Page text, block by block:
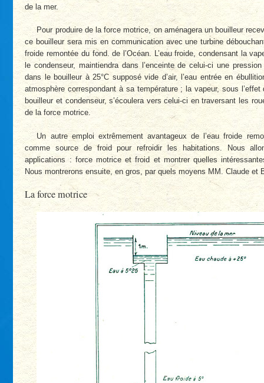
de la mer.
Pour produire de la force motrice, on aménagera un bouilleur
ce bouilleur sera mis en communication avec une turbine
froide remontée du fond. de l’Océan. L’eau froide, condensant la
le condenseur, maintiendra dans l’enceinte de celui-ci une
dans le bouilleur à 25°C supposé vide d’air, l’eau entrée en
atmosphère correspondant à sa température ; la vapeur, sous
bouilleur et condenseur, s’écoulera vers celui-ci en traversant les
de la force motrice.
Un autre emploi extrêmement avantageux de l’eau froide
comme source de froid pour refroidir les habitations. Nous
applications : force motrice et froid et montrer quelles
Nous montrerons ensuite, en gros, par quels moyens MM. Claude et
La force motrice